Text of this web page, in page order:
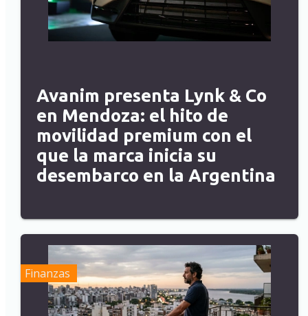
Avanim presenta Lynk & Co
en Mendoza: el hito de
movilidad premium con el
que la marca inicia su
desembarco en la Argentina
Finanzas